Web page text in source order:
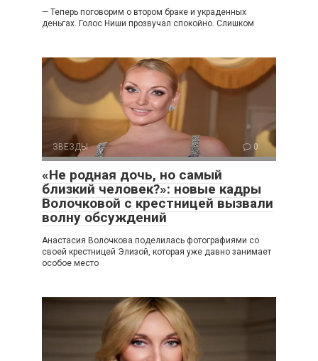
— Теперь поговорим о втором браке и украденных
деньгах. Голос Ниши прозвучал спокойно. Слишком
ЗВЕЗДЫ 0
«Не родная дочь, но самый
близкий человек?»: новые кадры
Волочковой с крестницей вызвали
волну обсуждений
Анастасия Волочкова поделилась фотографиями со
своей крестницей Элизой, которая уже давно занимает
особое место